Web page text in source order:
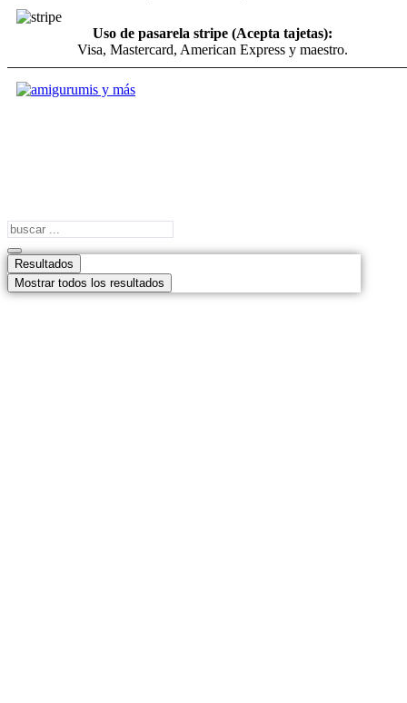
Uso de pasarela stripe (Acepta tajetas):
Visa, Mastercard, American Express y maestro.
Search
Resultados
Mostrar todos los resultados